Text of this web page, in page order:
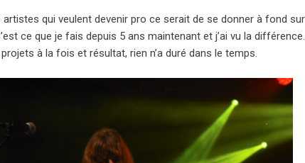
qui veulent devenir pro ce serait de se donner à fond
ce que je fais depuis 5 ans maintenant et j’ai vu la
à la fois et résultat, rien n’a duré dans le temps.